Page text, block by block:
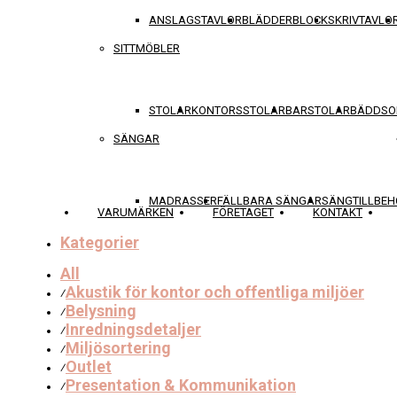
ANSLAGSTAVLORBLÄDDERBLOCK
SITTMÖBLER
STOLARKONTORSSTOLARBARSTOLAR
SÄNGAR
MADRASSERFÄLLBARA SÄNGAR
VARUMÄRKEN FÖRETAGET KONTAKT
Kategorier
All
⁄Akustik för kontor och offentliga miljöer
⁄Belysning
⁄Inredningsdetaljer
⁄Miljösortering
⁄Outlet
⁄Presentation & Kommunikation